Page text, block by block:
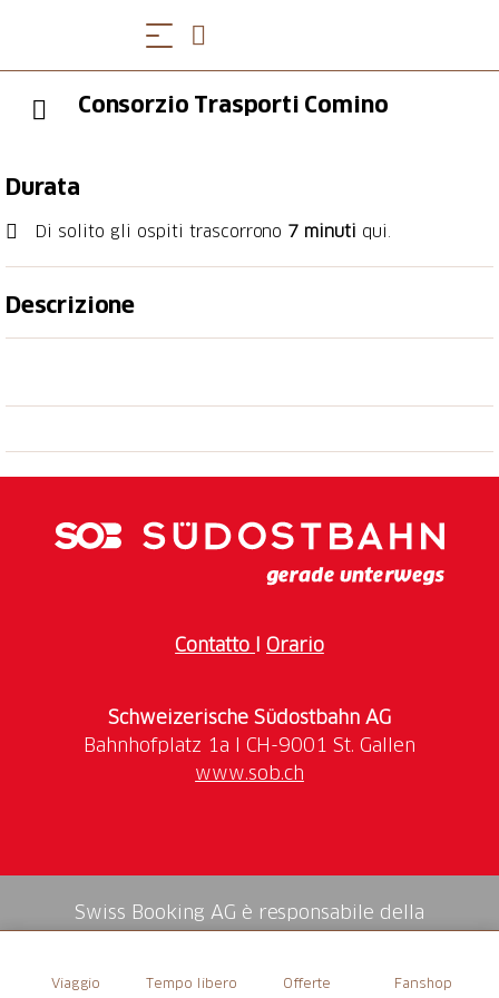
Viaggio Tempo libero Offerte Fanshop
Consorzio Trasporti Comino
Durata
Di solito gli ospiti trascorrono 7 minuti qui.
Descrizione
di 7 minuti da Verdasio, grazie ad una moderna
ammira panorami mozzafiato. Il Monte Comino ti
aspetta per regalarti un'esperienza indimenticabile
tra le valli più suggestive del mondo. È il luogo
proposti, accompagnato da un lama in un trekking
presso il Grotto alla Capanna. La stazione di partenza
della funivia si trova a 100 metri dalla stazione Fart,
raggiungibile in treno oppure in automobile.
Contatto I Orario
Schweizerische Südostbahn AG
www.sob.ch
Swiss Booking AG è responsabile della